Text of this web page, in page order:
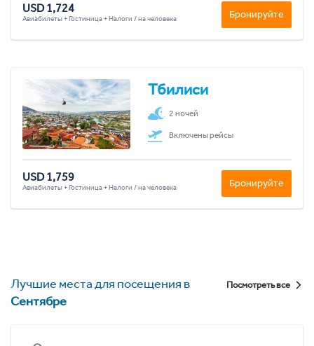
USD 1,724
Авиабилеты + Гостиница + Налоги / на человека Бронируйте
Тбилиси
2 ночей
Включены рейсы
USD 1,759
Авиабилеты + Гостиница + Налоги / на человека Бронируйте
Лучшие места для посещения в
Сентябре
Посмотреть все